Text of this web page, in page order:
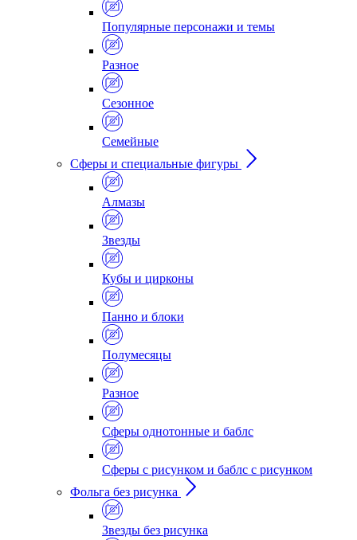
Популярные персонажи и темы
Разное
Сезонное
Семейные
Сферы и специальные фигуры
Алмазы
Звезды
Кубы и цирконы
Панно и блоки
Полумесяцы
Разное
Сферы однотонные и баблс
Сферы с рисунком и баблс с рисунком
Фольга без рисунка
Звезды без рисунка